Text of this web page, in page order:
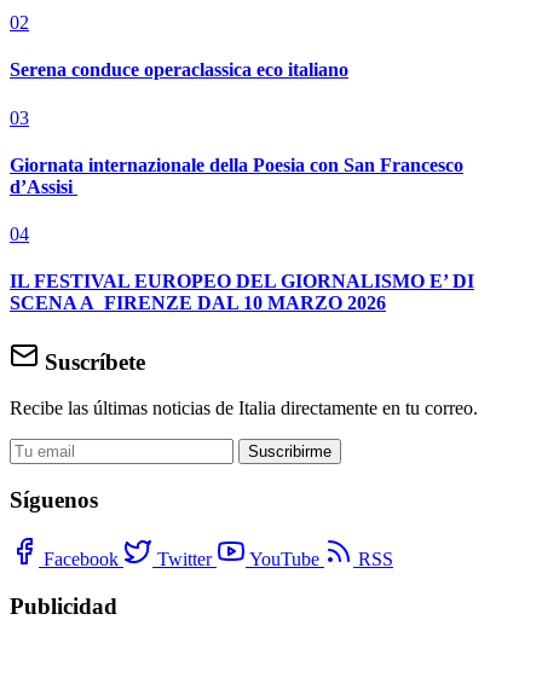
02
Serena conduce operaclassica eco italiano
03
Giornata internazionale della Poesia con San Francesco
d’Assisi
04
IL FESTIVAL EUROPEO DEL GIORNALISMO E’ DI
SCENA A FIRENZE DAL 10 MARZO 2026
Suscríbete
Recibe las últimas noticias de Italia directamente en tu correo.
Suscribirme
Síguenos
Facebook Twitter YouTube RSS
Publicidad